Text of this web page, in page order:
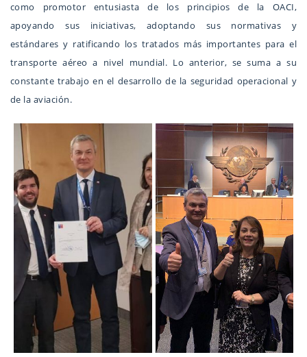
como promotor entusiasta de los principios de la OACI,
apoyando sus iniciativas, adoptando sus normativas y
estándares y ratificando los tratados más importantes para el
transporte aéreo a nivel mundial. Lo anterior, se suma a su
constante trabajo en el desarrollo de la seguridad operacional y
de la aviación.